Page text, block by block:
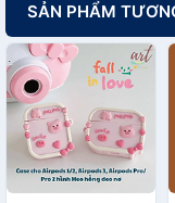
SẢN PHẨM